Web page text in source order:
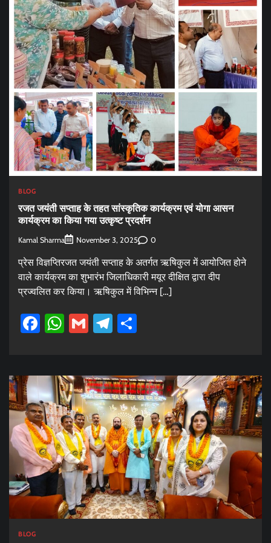
BLOG
रजत जयंती सप्ताह के तहत सांस्कृतिक कार्यक्रम एवं योगा आसन
कार्यक्रम का किया गया उत्कृष्ट प्रदर्शन
Kamal Sharma November 3, 2025 0
प्रेस विज्ञप्तिरजत जयंती सप्ताह के अतर्गत ऋषिकुल में आयोजित होने
वाले कार्यक्रम का शुभारंभ जिलाधिकारी मयूर दीक्षित द्वारा दीप
प्रज्वलित कर किया। ऋषिकुल में विभिन्न […]
Facebook
WhatsApp
GmailTelegram
BLOG